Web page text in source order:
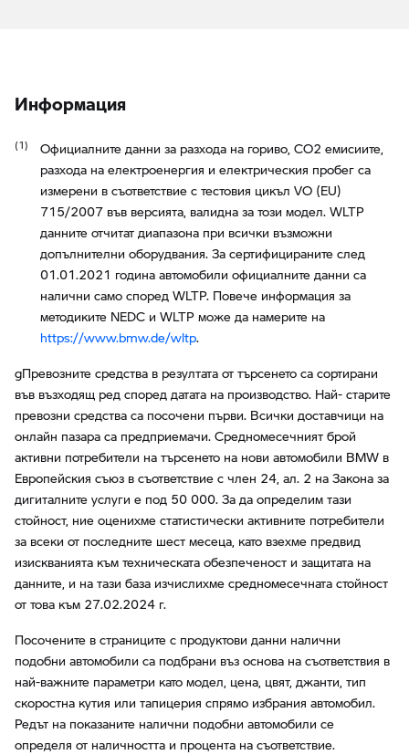
Информация
Официалните данни за разхода на гориво, CO2 емисиите,
разхода на електроенергия и електрическия пробег са
измерени в съответствие с тестовия цикъл VO (EU)
715/2007 във версията, валидна за този модел. WLTP
данните отчитат диапазона при всички възможни
допълнителни оборудвания. За сертифицираните след
01.01.2021 година автомобили официалните данни са
налични само според WLTP. Повече информация за
методиките NEDC и WLTP може да намерите на
https://www.bmw.de/wltp.
gПревозните средства в резултата от търсенето са сортирани
във възходящ ред според датата на производство. Най- старите
превозни средства са посочени първи. Всички доставчици на
онлайн пазара са предприемачи. Средномесечният брой
активни потребители на търсенето на нови автомобили BMW в
Европейския съюз в съответствие с член 24, ал. 2 на Закона за
дигиталните услуги е под 50 000. За да определим тази
стойност, ние оценихме статистически активните потребители
за всеки от последните шест месеца, като взехме предвид
изискванията към техническата обезпеченост и защитата на
данните, и на тази база изчислихме средномесечната стойност
от това към 27.02.2024 г.
Посочените в страниците с продуктови данни налични
подобни автомобили са подбрани въз основа на съответствия в
най-важните параметри като модел, цена, цвят, джанти, тип
скоростна кутия или тапицерия спрямо избрания автомобил.
Редът на показаните налични подобни автомобили се
определя от наличността и процента на съответствие.